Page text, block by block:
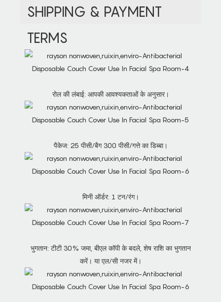
SHIPPING & PAYMENT
TERMS
रोल की लंबाई: आपकी आवश्यकताओं के अनुसार।
पैकेज: 25 पीसी/बैग 300 पीसी/गत्ते का डिब्बा।
मिनी ऑर्डर: 1 टन/रंग।
भुगतान: टीटी 30% जमा, बीएल कॉपी के बदले, शेष राशि का भुगतान
करें। या एल/सी नजर में।